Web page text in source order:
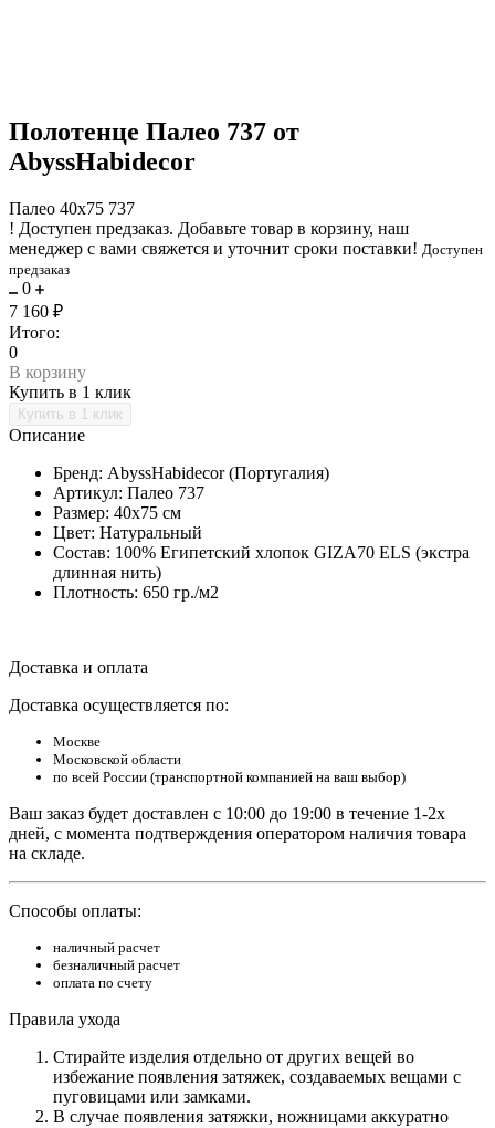
Полотенце Палео 737 от
AbyssHabidecor
Палео 40х75 737
! Доступен предзаказ. Добавьте товар в корзину, наш
менеджер с вами свяжется и уточнит сроки поставки! Доступен
предзаказ
0
7 160 ₽
Итого:
0
В корзину
Купить в 1 клик
Описание
Бренд: AbyssHabidecor (Португалия)
Артикул: Палео 737
Размер: 40х75 см
Цвет: Натуральный
Состав: 100% Египетский хлопок GIZA70 ELS (экстра
длинная нить)
Плотность: 650 гр./м2
Доставка и оплата
Доставка осуществляется по:
Москве
Московской области
по всей России (транспортной компанией на ваш выбор)
Ваш заказ будет доставлен с 10:00 до 19:00 в течение 1-2х
дней, с момента подтверждения оператором наличия товара
на складе.
Способы оплаты:
наличный расчет
безналичный расчет
оплата по счету
Правила ухода
Стирайте изделия отдельно от других вещей во
избежание появления затяжек, создаваемых вещами с
пуговицами или замками.
В случае появления затяжки, ножницами аккуратно